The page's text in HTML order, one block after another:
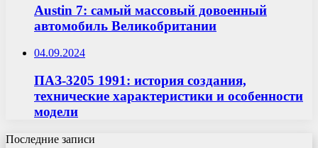
Austin 7: самый массовый довоенный
автомобиль Великобритании
04.09.2024
ПАЗ-3205 1991: история создания,
технические характеристики и особенности
модели
Последние записи